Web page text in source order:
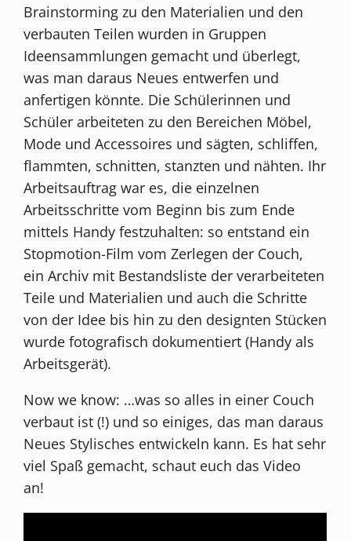
Brainstorming zu den Materialien und den
verbauten Teilen wurden in Gruppen
Ideensammlungen gemacht und überlegt,
was man daraus Neues entwerfen und
anfertigen könnte. Die Schülerinnen und
Schüler arbeiteten zu den Bereichen Möbel,
Mode und Accessoires und sägten, schliffen,
flammten, schnitten, stanzten und nähten. Ihr
Arbeitsauftrag war es, die einzelnen
Arbeitsschritte vom Beginn bis zum Ende
mittels Handy festzuhalten: so entstand ein
Stopmotion-Film vom Zerlegen der Couch,
ein Archiv mit Bestandsliste der verarbeiteten
Teile und Materialien und auch die Schritte
von der Idee bis hin zu den designten Stücken
wurde fotografisch dokumentiert (Handy als
Arbeitsgerät).
Now we know: …was so alles in einer Couch
verbaut ist (!) und so einiges, das man daraus
Neues Stylisches entwickeln kann. Es hat sehr
viel Spaß gemacht, schaut euch das Video
an!